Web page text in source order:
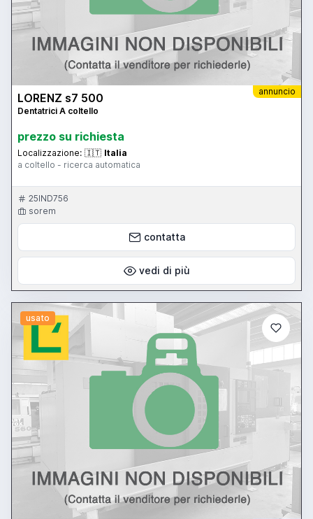
annuncio
LORENZ s7 500
Dentatrici A coltello
prezzo su richiesta
Localizzazione: 🇮🇹 Italia
a coltello - ricerca automatica
25IND756
sorem
contatta
vedi di più
usato